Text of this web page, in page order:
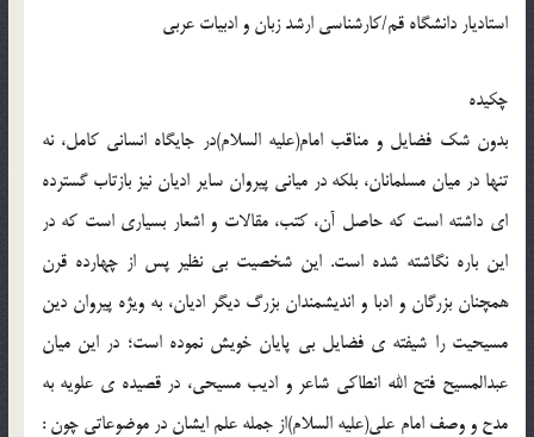
استادیار دانشگاه قم/کارشناسی ارشد زبان و ادبیات عربی
چکیده
بدون شک فضایل و مناقب امام(علیه السلام)در جایگاه انسانی کامل، نه
تنها در میان مسلمانان، بلکه در میانی پیروان سایر ادیان نیز بازتاب گسترده
ای داشته است که حاصل آن، کتب، مقالات و اشعار بسیاری است که در
این باره نگاشته شده است. این شخصیت بی نظیر پس از چهارده قرن
همچنان بزرگان و ادبا و اندیشمندان بزرگ دیگر ادیان، به ویژه پیروان دین
مسیحیت را شیفته ی فضایل بی پایان خویش نموده است؛ در این میان
عبدالمسیح فتح الله انطاکی شاعر و ادیب مسیحی، در قصیده ی علویه به
مدح و وصف امام علی(علیه السلام)از جمله علم ایشان در موضوعاتی چون :